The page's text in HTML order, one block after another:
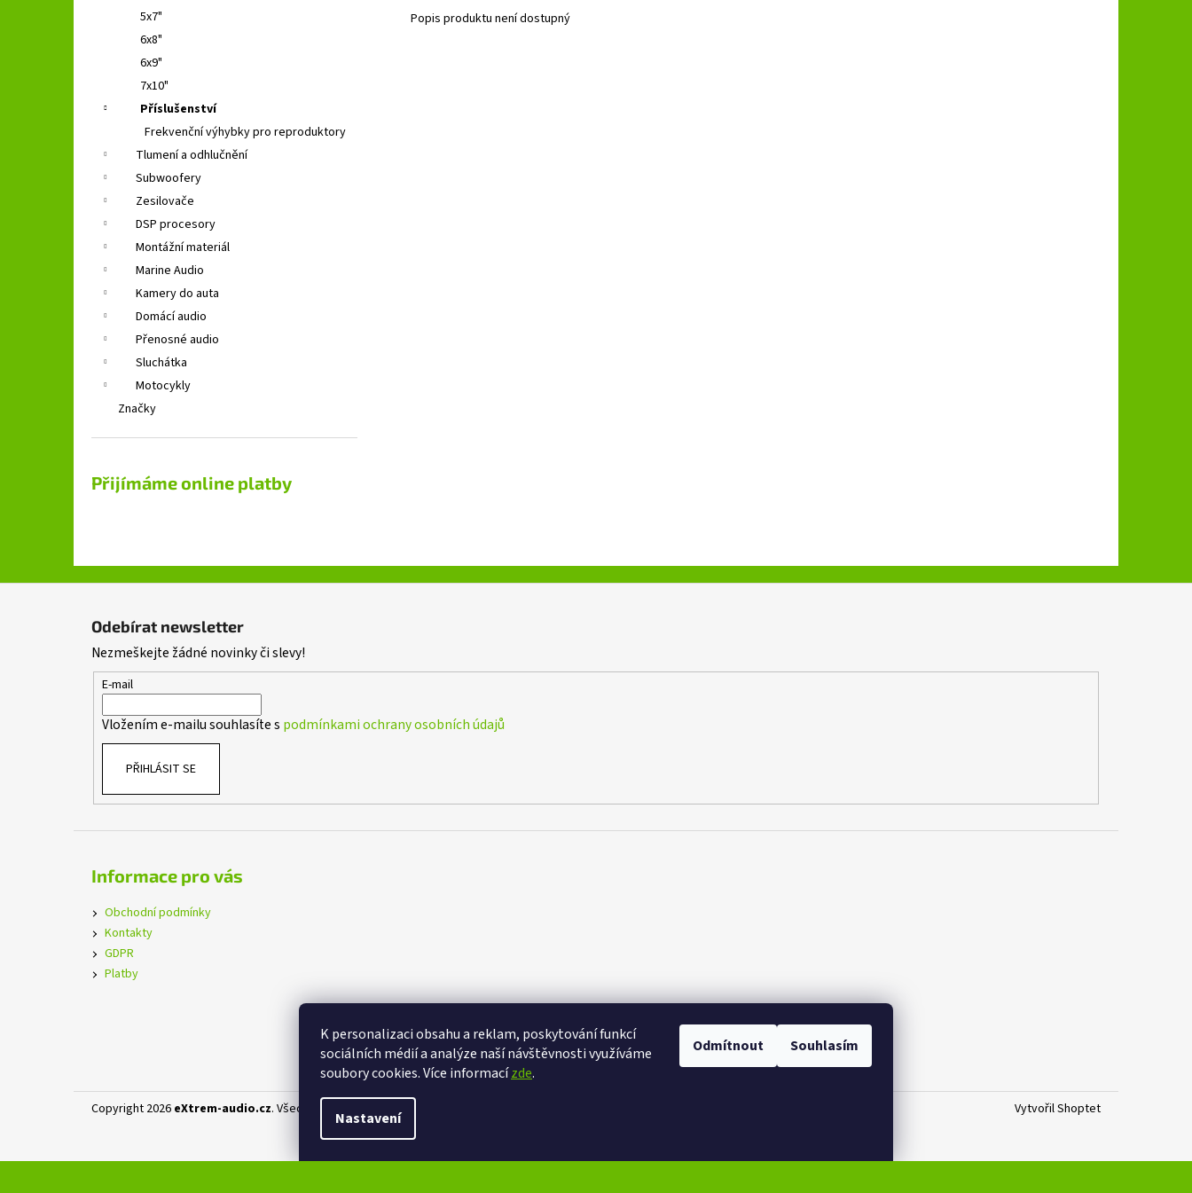
K personalizaci obsahu a reklam, poskytování funkcí
sociálních médií a analýze naší návštěvnosti využíváme
soubory cookies. Více informacízde.
Nastavení
Odmítnout Souhlasím
5x7"
6x8"
6x9"
7x10"
Příslušenství
Frekvenční výhybky pro reproduktory
Tlumení a odhlučnění
Subwoofery
Zesilovače
DSP procesory
Montážní materiál
Marine Audio
Kamery do auta
Domácí audio
Přenosné audio
Sluchátka
Motocykly
Značky
Přijímáme online platby
Popis produktu není dostupný
Odebírat newsletter
Nezmeškejte žádné novinky či slevy!
E-mail
Vložením e-mailu souhlasíte s podmínkami ochrany osobních údajů
PŘIHLÁSIT SE
Informace pro vás
Obchodní podmínky
Kontakty
GDPR
Platby
eXtrem-audio na facebooku eXtrem-audio na Instagramu
Vytvořil Shoptet
Copyright 2026 eXtrem-audio.cz. Všechna práva vyhrazena.